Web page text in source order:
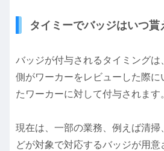
タイミーでバッジはいつ貰
バッジが付与されるタイミングは
側がワーカーをレビューした際に
たワーカーに対して付与されます
現在は、一部の業務、例えば清掃
どが対象で対応するバッジが用意